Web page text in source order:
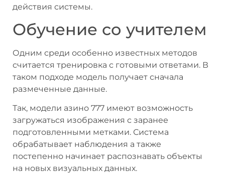
действия системы.
Обучение со учителем
Одним среди особенно известных методов
считается тренировка с готовыми ответами. В
таком подходе модель получает сначала
размеченные данные.
Так, модели азино 777 имеют возможность
загружаться изображения с заранее
подготовленными метками. Система
обрабатывает наблюдения а также
постепенно начинает распознавать объекты
на новых визуальных данных.